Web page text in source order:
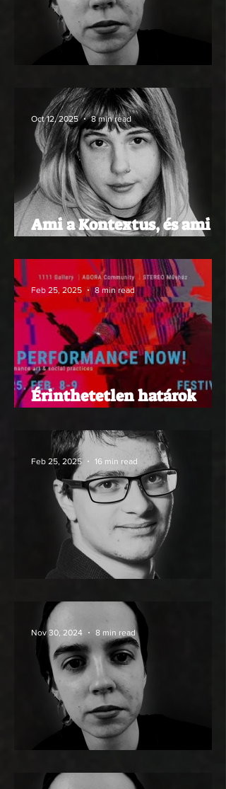
Ami a Kontextus, és ami
Oct 12, 2025 8 min read
Érinthetetlen határok
Feb 25, 2025 8 min read
Feb 25, 2025 16 min read
Nov 30, 2024 8 min read